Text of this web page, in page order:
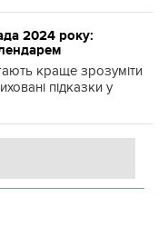
2024 року:
краще зрозуміти
підказки у